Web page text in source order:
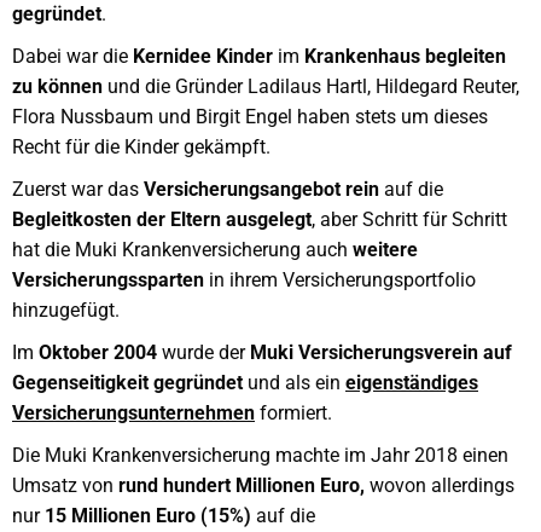
gegründet.
Dabei war die Kernidee Kinder im Krankenhaus begleiten
zu können und die Gründer Ladilaus Hartl, Hildegard Reuter,
Flora Nussbaum und Birgit Engel haben stets um dieses
Recht für die Kinder gekämpft.
Zuerst war das Versicherungsangebot rein auf die
Begleitkosten der Eltern ausgelegt, aber Schritt für Schritt
hat die Muki Krankenversicherung auch weitere
Versicherungssparten in ihrem Versicherungsportfolio
hinzugefügt.
Im Oktober 2004 wurde der Muki Versicherungsverein auf
Gegenseitigkeit gegründet und als ein eigenständiges
Versicherungsunternehmen formiert.
Die Muki Krankenversicherung machte im Jahr 2018 einen
Umsatz von rund hundert Millionen Euro, wovon allerdings
nur 15 Millionen Euro (15%) auf die